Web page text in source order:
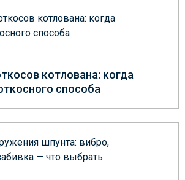
котлована: когда
способа